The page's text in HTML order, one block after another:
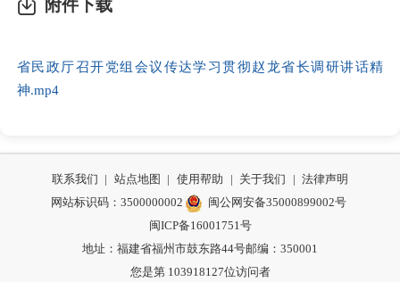
附件下载
省民政厅召开党组会议传达学习贯彻赵龙省长调研讲话精
神.mp4
联系我们 | 站点地图 | 使用帮助 | 关于我们 | 法律声明
网站标识码：3500000002
闽公网安备35000899002号
闽ICP备16001751号
地址：福建省福州市鼓东路44号邮编：350001
您是第 103918127位访问者